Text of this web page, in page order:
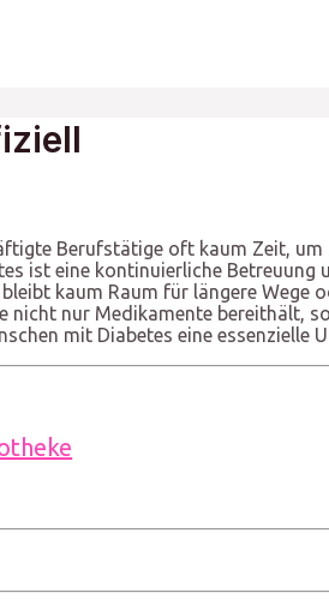
Berufstätige oft kaum Zeit,
ist eine kontinuierliche Betreuung
kaum Raum für längere Wege
nicht nur Medikamente bereithält,
mit Diabetes eine essenzielle